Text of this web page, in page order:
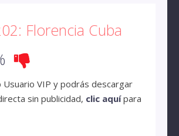
Florencia Cuba
Usuario VIP y podrás descargar
sin publicidad, clic aquípara